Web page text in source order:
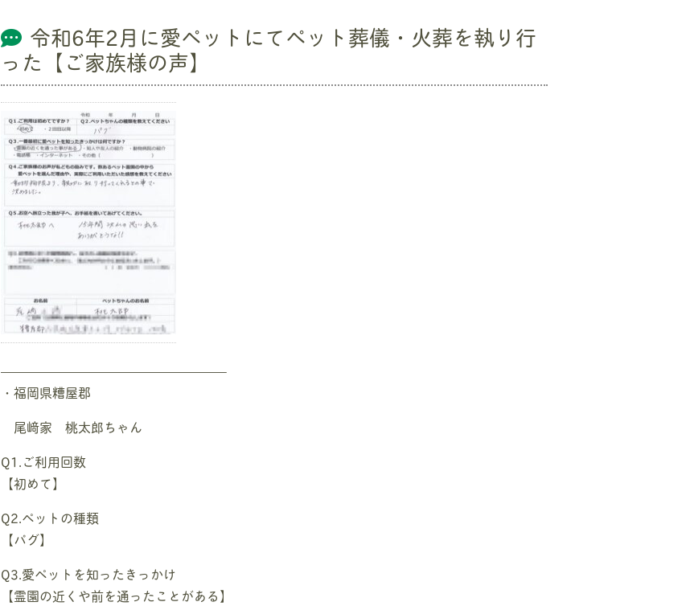
令和6年2月に愛ペットにてペット葬儀・火葬を執り行
った【ご家族様の声】
—————————————————–
・福岡県糟屋郡
尾﨑家 桃太郎ちゃん
Q1.ご利用回数
【初めて】
Q2.ペットの種類
【パグ】
Q3.愛ペットを知ったきっかけ
【霊園の近くや前を通ったことがある】